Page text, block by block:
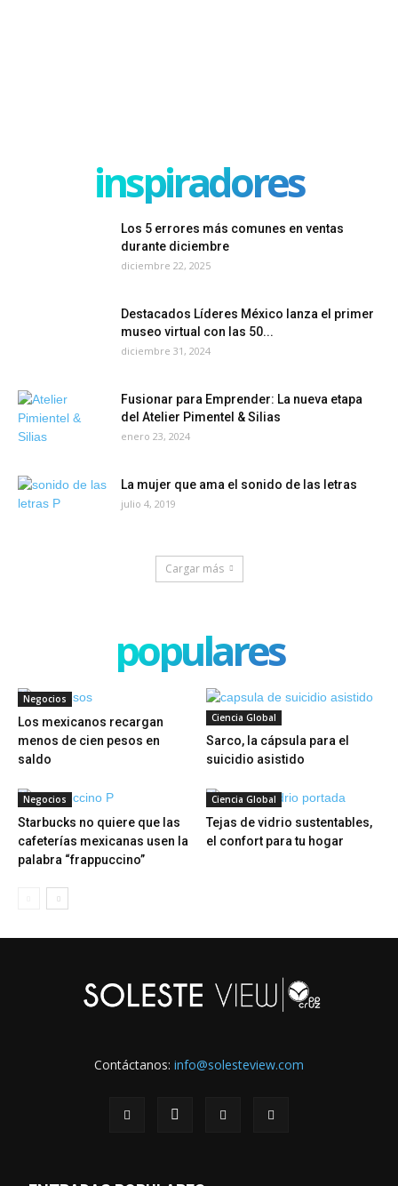
inspiradores
Los 5 errores más comunes en ventas
durante diciembre
diciembre 22, 2025
Destacados Líderes México lanza el primer
museo virtual con las 50...
diciembre 31, 2024
Fusionar para Emprender: La nueva etapa
del Atelier Pimentel & Silias
enero 23, 2024
La mujer que ama el sonido de las letras
julio 4, 2019
Cargar más
populares
Negocios
Los mexicanos recargan
menos de cien pesos en
saldo
Ciencia Global
Sarco, la cápsula para el
suicidio asistido
Negocios
Starbucks no quiere que las
cafeterías mexicanas usen la
palabra “frappuccino”
Ciencia Global
Tejas de vidrio sustentables,
el confort para tu hogar
Contáctanos: info@solesteview.com